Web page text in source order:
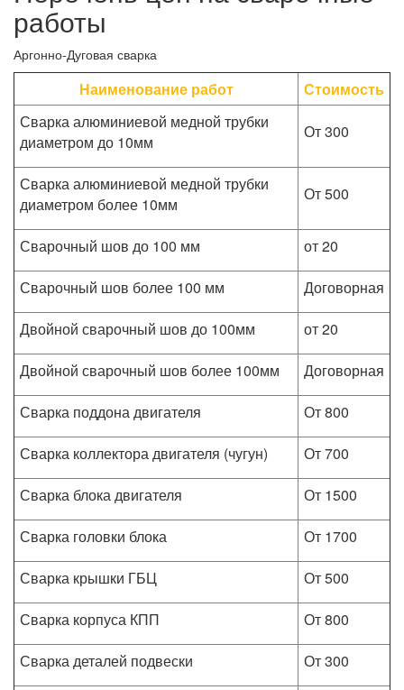
работы
Аргонно-Дуговая сварка
Наименование работ
Стоимость
Сварка алюминиевой медной трубки
диаметром до 10мм
От 300
Сварка алюминиевой медной трубки
диаметром более 10мм
От 500
Сварочный шов до 100 мм
от 20
Сварочный шов более 100 мм
Договорная
Двойной сварочный шов до 100мм
от 20
Двойной сварочный шов более 100мм
Договорная
Сварка поддона двигателя
От 800
Сварка коллектора двигателя (чугун)
От 700
Сварка блока двигателя
От 1500
Сварка головки блока
От 1700
Сварка крышки ГБЦ
От 500
Сварка корпуса КПП
От 800
Сварка деталей подвески
От 300